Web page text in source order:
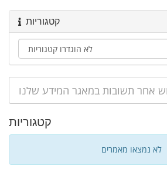
קטגוריות
קטגוריות
לא נמצאו מאמרים